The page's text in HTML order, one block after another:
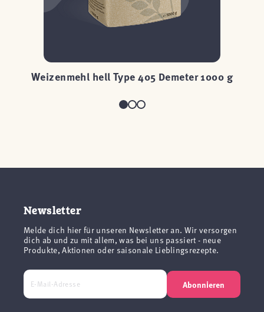
Weizenmehl hell Type 405 Demeter 1000 g
Newsletter
Melde dich hier für unseren Newsletter an. Wir versorgen
dich ab und zu mit allem, was bei uns passiert - neue
Produkte, Aktionen oder saisonale Lieblingsrezepte.
Abonnieren